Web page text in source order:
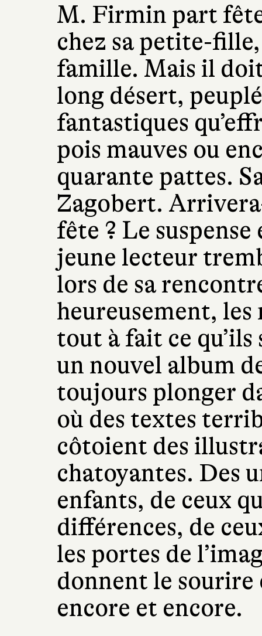
M. Firmin part
chez sa petite-
famille. Mais il
long désert,
fantastiques
pois mauves ou
quarante pattes.
Zagobert.
fête ? Le
jeune lecteur
lors de sa
heureusement,
tout à fait ce
un nouvel album
toujours plonger
où des textes
côtoient des
chatoyantes. Des
enfants, de ceux
différences, de
les portes de
donnent le
encore et encore.